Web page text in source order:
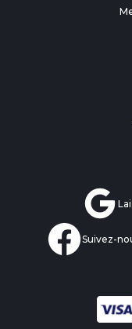
Suivez-